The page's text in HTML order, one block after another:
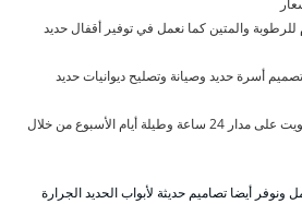
للرطوبة والمتين كما نعمل في توفير أقفال حديد
أسرة حديد وصيانة وتصليح ديوانيات حديد
نعمل أيضا في كافة محافظات الكويت على مدار 24 ساعة وطيلة أيام الأسبوع من خلال
ونوفر أيضا تصاميم حديثة لأبواب الحديد الجرارة